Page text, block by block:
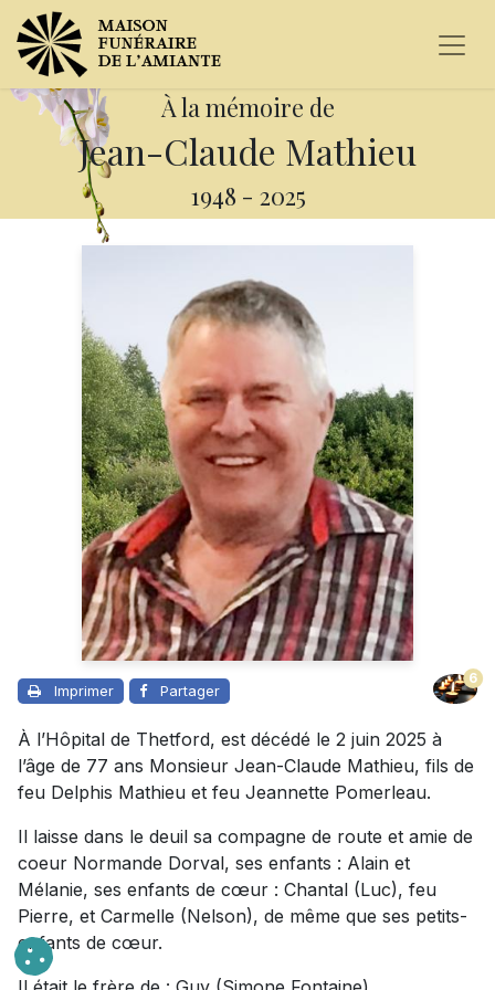
À la mémoire de
Jean-Claude Mathieu
1948 - 2025
Imprimer Partager
6
À l’Hôpital de Thetford, est décédé le 2 juin 2025 à
l’âge de 77 ans Monsieur Jean-Claude Mathieu, fils de
feu Delphis Mathieu et feu Jeannette Pomerleau.
Il laisse dans le deuil sa compagne de route et amie de
coeur Normande Dorval, ses enfants : Alain et
Mélanie, ses enfants de cœur : Chantal (Luc), feu
Pierre, et Carmelle (Nelson), de même que ses petits-
enfants de cœur.